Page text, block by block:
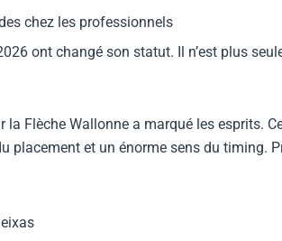
chez les professionnels
ont changé son statut. Il n’est plus
la Flèche Wallonne a marqué les esprits.
placement et un énorme sens du timing.